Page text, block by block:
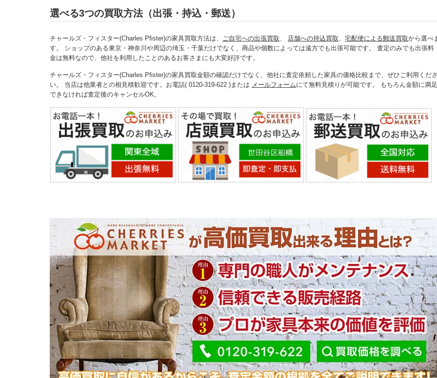
選べる3つの買取方法（出張・持込・郵送）
チャールズ・フィスター(Charles Pfister)の家具買取方法は、 ご自宅への出張買取 、 店舗への持込買取 、 宅配便による郵送買取から選べ
す。 ショップのある東京・神奈川や周辺の埼玉・千葉だけでなく、商品や個数によっては遠方でも出張可能です。 査定のみでも出張料
金は無料なので、他社を利用したことのあるお客さまにも大変好評です。
チャールズ・フィスター(Charles Pfister)の家具買取金額の確認だけでなく、他社に査定依頼した家具の価格比較まで、ぜひご利用くださ
い。 当店は他業者との相見積歓迎です。お電話( 0120-319-622 )または メールフォームにて無料見積りが可能です。 もちろん金額に満足
できなければ査定後のキャンセルOK。